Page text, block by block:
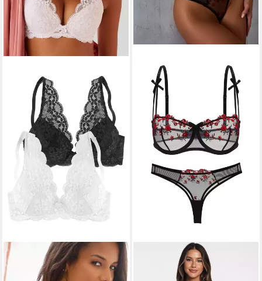
PETITE FLEUR BY LASCANA
Push-up-BH (Packung, 2
ELEGANT LOVESet: Bügel-
BH Sexy Dessous Set für